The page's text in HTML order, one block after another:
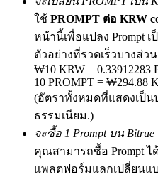
Exclusive for BitMart
Register & Trade to Win
Precious Metals Trading
Trade Gold & Silver ·
ใช้ PROMPT ต่อ KRW
หน้านี้เพื่อแปลง Prompt เ
ตัวอย่างที่รวดเร็วบางส่วน
₩10 KRW = 0.33912283
10 PROMPT = ₩294.88
(อัตราทั้งหมดที่แสดงเป็
ธรรมเนียม.)
จะซื้อ 1 Prompt บน
คุณสามารถซื้อ Prompt ไ
แพลตฟอร์มแลกเปลี่ยนแ